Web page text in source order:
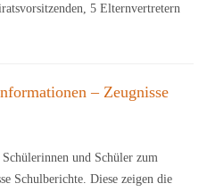
5 Elternvertretern
– Zeugnisse
und Schüler zum
Schulberichte. Diese zeigen die